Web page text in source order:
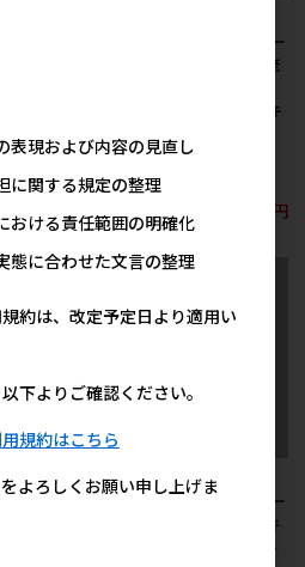
フード キトン
注単位・最低
参考上代 490円
ド(直送)］オーブンベー
クド トラディション 老
ットフード シニア チキ
最低ご購入金額にご注
意下さい
参考上代
490円
タジーワール
)］オーブンベー
［ファンタジーワール
ド(直送)］オーブンベー
クド トラディション キ
ャットフード アダルト
表現および内容の見直し
に関する規定の整理
おける責任範囲の明確化
態に合わせた文言の整理
約は、改定予定日より適用い
下よりご確認ください。
規約はこちら
よろしくお願い申し上げま